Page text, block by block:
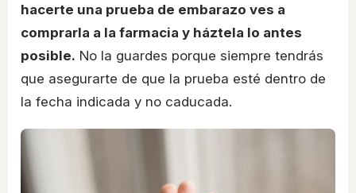
hacerte una prueba de embarazo ves a
comprarla a la farmacia y háztela lo antes
posible. No la guardes porque siempre tendrás
que asegurarte de que la prueba esté dentro de
la fecha indicada y no caducada.